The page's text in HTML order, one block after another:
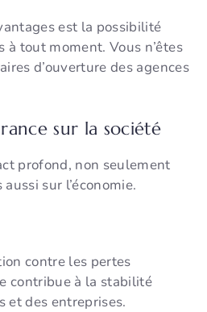
est la possibilité
à tout moment. Vous n’êtes
d’ouverture des agences
sur la société
profond, non seulement
sur l’économie.
contre les pertes
contribue à la stabilité
et des entreprises.